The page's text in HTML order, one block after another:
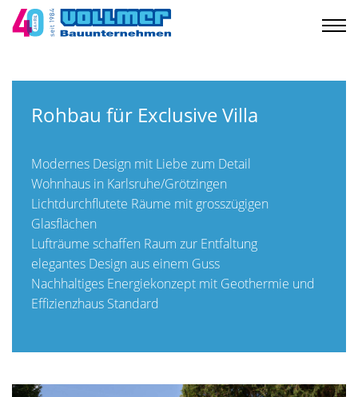
Rohbau für Exclusive Villa
Modernes Design mit Liebe zum Detail
Wohnhaus in Karlsruhe/Grötzingen
Lichtdurchflutete Räume mit grosszügigen
Glasflächen
Lufträume schaffen Raum zur Entfaltung
elegantes Design aus einem Guss
Nachhaltiges Energiekonzept mit Geothermie und
Effizienzhaus Standard